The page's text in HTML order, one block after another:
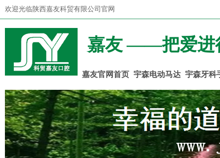
欢迎光临陕西嘉友科贸有限公司官网
嘉友 ——把爱进
嘉友官网首页 宇森电动马达 宇森牙科